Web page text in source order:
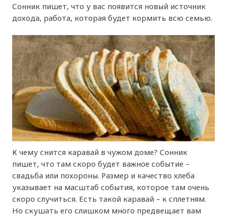
Сонник пишет, что у вас появится новый источник
дохода, работа, которая будет кормить всю семью.
К чему снится каравай в чужом доме? Сонник
пишет, что там скоро будет важное событие –
свадьба или похороны. Размер и качество хлеба
указывает на масштаб события, которое там очень
скоро случиться. Есть такой каравай – к сплетням.
Но скушать его слишком много предвещает вам